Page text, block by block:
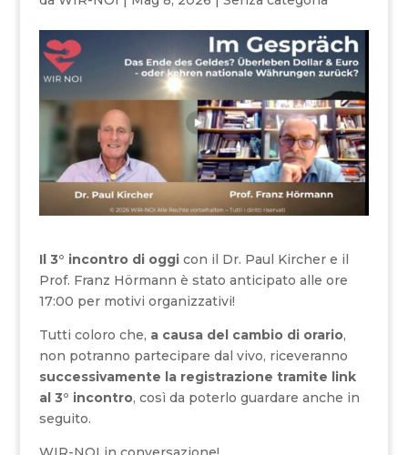
Il 3° incontro di oggicon il Dr. Paul Kircher e il
Prof. Franz Hörmann è stato anticipato alle ore
17:00 per motivi organizzativi!
Tutti coloro che, a causa del cambio di orario,
non potranno partecipare dal vivo, riceveranno
successivamente la registrazione tramite link
al 3° incontro, così da poterlo guardare anche in
seguito.